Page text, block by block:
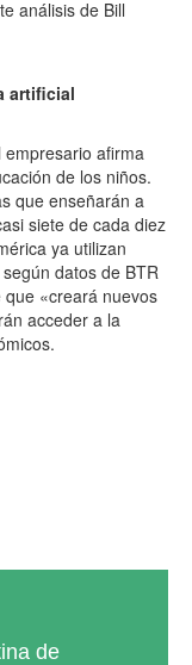
análisis de Bill
artificial
empresario afirma
de los niños.
que enseñarán a
siete de cada diez
ya utilizan
datos de BTR
«creará nuevos
acceder a la
de